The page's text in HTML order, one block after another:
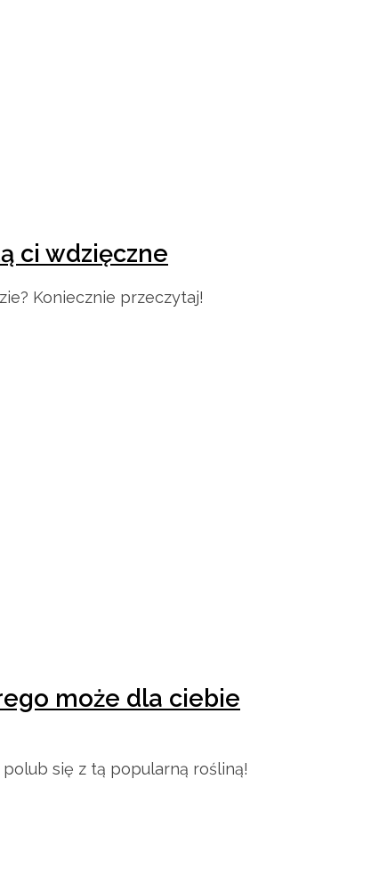
ci wdzięczne
Koniecznie przeczytaj!
może dla ciebie
się z tą popularną rośliną!